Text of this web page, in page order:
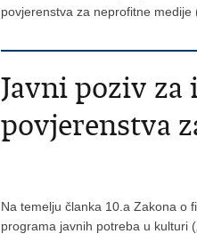
povjerenstva za neprofitne
Javni poziv za
povjerenstva
Na temelju članka 10.a Zakona o
programa javnih potreba u kulturi